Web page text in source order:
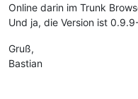
Online darin im Trunk
Und ja, die Version ist
Gruß,
Bastian